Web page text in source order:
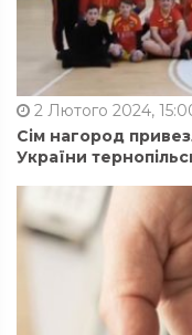
2 Лютого 2024,
Сім нагород
України